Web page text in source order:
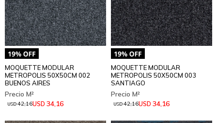
MOQUETTE MODULAR
METROPOLIS 50X50CM 002
BUENOS AIRES
USD 34,16
USD42,16
MOQUETTE MODULAR
METROPOLIS 50X50CM 003
SANTIAGO
USD 34,16
USD42,16